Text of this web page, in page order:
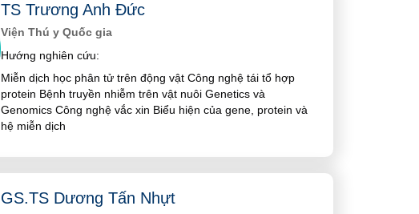
TS Trương Anh Đức
Viện Thú y Quốc gia
Hướng nghiên cứu:
Miễn dịch học phân tử trên động vật Công nghệ tái tổ hợp
protein Bệnh truyền nhiễm trên vật nuôi Genetics và
Genomics Công nghệ vắc xin Biểu hiện của gene, protein và
hệ miễn dịch
GS.TS Dương Tấn Nhựt